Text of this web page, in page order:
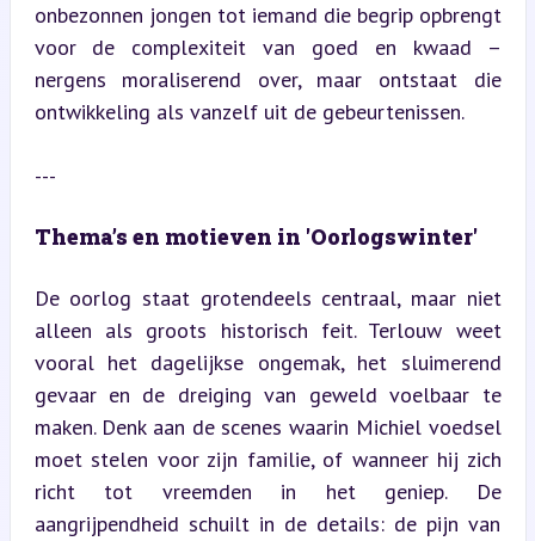
onbezonnen jongen tot iemand die begrip opbrengt
voor de complexiteit van goed en kwaad –
nergens moraliserend over, maar ontstaat die
ontwikkeling als vanzelf uit de gebeurtenissen.
---
Thema’s en motieven in 'Oorlogswinter'
De oorlog staat grotendeels centraal, maar niet
alleen als groots historisch feit. Terlouw weet
vooral het dagelijkse ongemak, het sluimerend
gevaar en de dreiging van geweld voelbaar te
maken. Denk aan de scenes waarin Michiel voedsel
moet stelen voor zijn familie, of wanneer hij zich
richt tot vreemden in het geniep. De
aangrijpendheid schuilt in de details: de pijn van